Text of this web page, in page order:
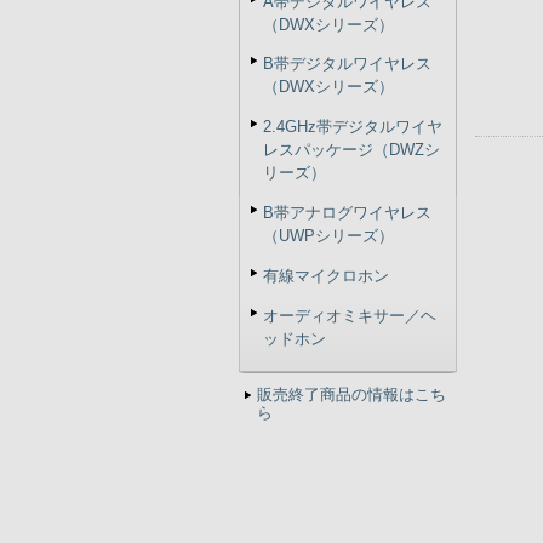
（DWXシリーズ）
B帯デジタルワイヤレス
（DWXシリーズ）
2.4GHz帯デジタルワイヤ
レスパッケージ（DWZシ
リーズ）
B帯アナログワイヤレス
（UWPシリーズ）
有線マイクロホン
オーディオミキサー／ヘ
ッドホン
販売終了商品の情報はこち
ら